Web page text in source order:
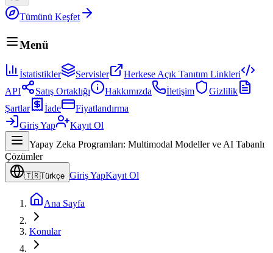
Tümünü Keşfet
Menü
İstatistikler Servisler
Herkese Açık Tanıtım Linkleri
API
Satış Ortaklığı Hakkımızda İletişim
Gizlilik
Şartlar
İade
Fiyatlandırma
Giriş Yap
Kayıt Ol
Yapay Zeka Programları: Multimodal Modeller ve AI Tabanlı
Çözümler
🇹🇷Türkçe Giriş YapKayıt Ol
Ana Sayfa
Konular